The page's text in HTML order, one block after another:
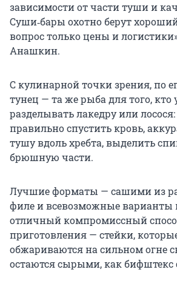
зависимости от части туши и
Суши‑бары охотно берут
вопрос только цены и
Анашкин.
С кулинарной точки зрения, по
тунец — та же рыба для того, кто
разделывать лакедру или
правильно спустить кровь,
тушу вдоль хребта, выделить
брюшную части.
Лучшие форматы — сашими из
филе и всевозможные варианты
отличный компромиссный
приготовления — стейки,
обжариваются на сильном огне
остаются сырыми, как бифштекс